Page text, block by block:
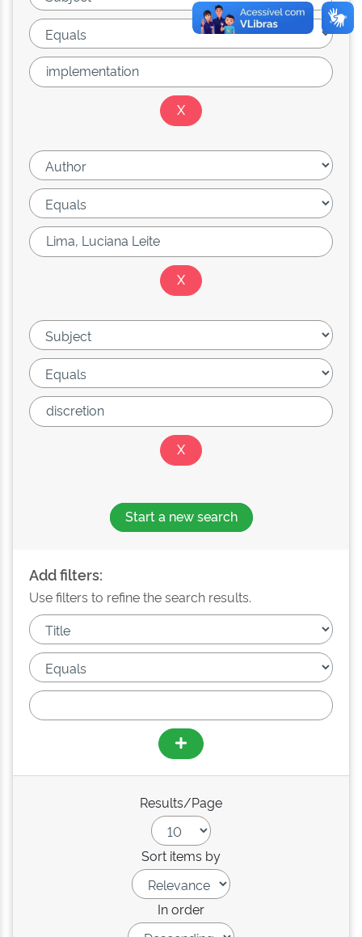
Start a new search
Add filters:
Use filters to refine the search results.
Results/Page
Sort items by
In order